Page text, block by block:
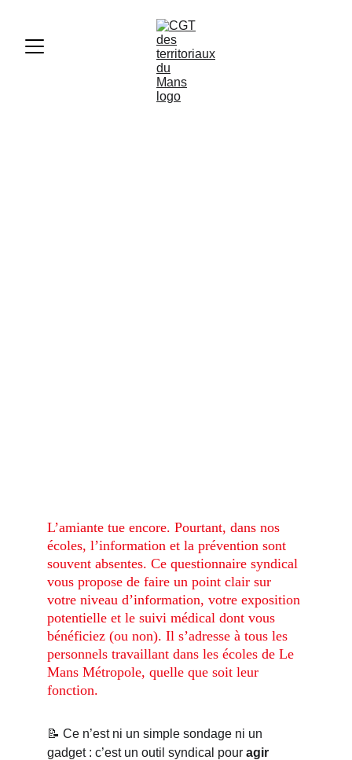
L’amiante tue encore. Pourtant, dans nos
écoles, l’information et la prévention sont
souvent absentes. Ce questionnaire syndical
vous propose de faire un point clair sur
votre niveau d’information, votre exposition
potentielle et le suivi médical dont vous
bénéficiez (ou non). Il s’adresse à tous les
personnels travaillant dans les écoles de Le
Mans Métropole, quelle que soit leur
fonction.
📝 Ce n’est ni un simple sondage ni un
gadget : c’est un outil syndical pour agir